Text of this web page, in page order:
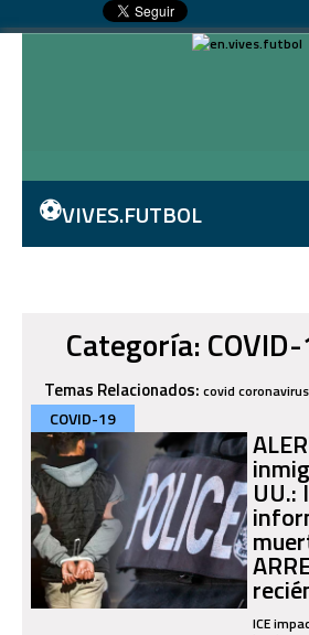
⚽VIVES.FUTBOL
Categoría:
Temas Relacionados: covid coronavirus
COVID-19
UU.:
ICE